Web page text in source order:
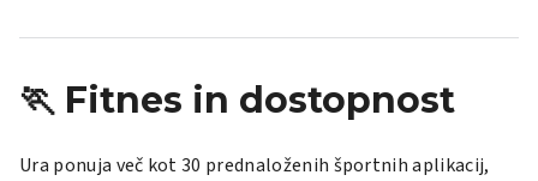
🏃 Fitnes in dostopnost
Ura ponuja več kot 30 prednaloženih športnih aplikacij,